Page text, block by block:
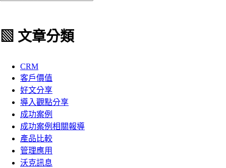
▧ 文章分類
CRM
客戶價值
好文分享
導入觀點分享
成功案例
成功案例相關報導
產品比較
管理應用
沃克訊息